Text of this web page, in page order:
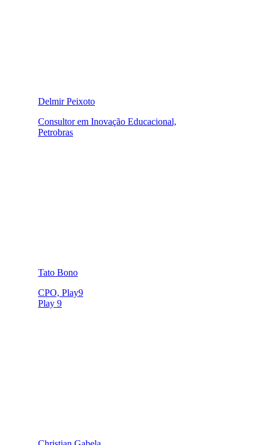
Delmir Peixoto
Consultor em Inovação Educacional,
Petrobras
Tato Bono
CPO, Play9
Play 9